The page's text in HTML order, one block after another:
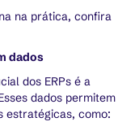
na prática, confira
dados
dos ERPs é a
dados permitem
estratégicas, como: